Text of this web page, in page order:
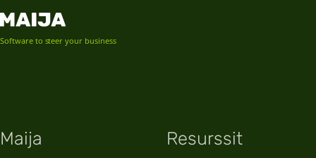
Software to steer your business
Maija Resurssit